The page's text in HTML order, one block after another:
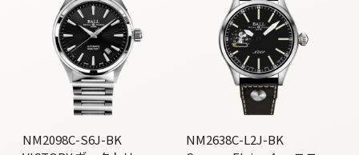
NM2098C-S6J-BK
NM2638C-L2J-BK